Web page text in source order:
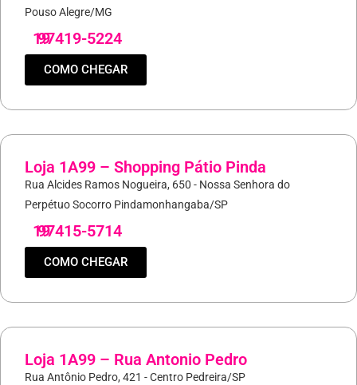
Pouso Alegre/MG
19
97419-5224
COMO CHEGAR
Loja 1A99 – Shopping Pátio Pinda
Rua Alcides Ramos Nogueira, 650 - Nossa Senhora do
Perpétuo Socorro Pindamonhangaba/SP
19
97415-5714
COMO CHEGAR
Loja 1A99 – Rua Antonio Pedro
Rua Antônio Pedro, 421 - Centro Pedreira/SP